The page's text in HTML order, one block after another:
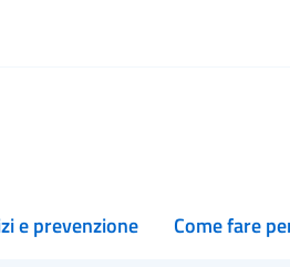
e prevenzione Come fare